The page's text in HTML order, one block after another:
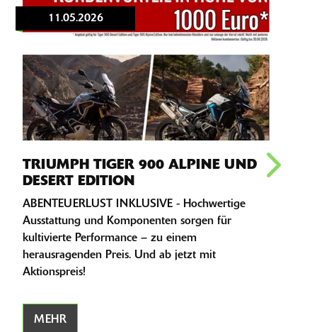
11.05.2026
TRIUMPH TIGER 900 ALPINE UND
DESERT EDITION
ABENTEUERLUST INKLUSIVE - Hochwertige
Ausstattung und Komponenten sorgen für
kultivierte Performance – zu einem
herausragenden Preis. Und ab jetzt mit
Aktionspreis!
MEHR